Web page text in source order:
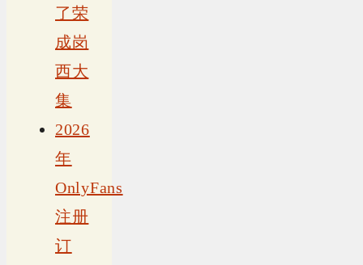
了荣
成岗
西大
集
2026
年
OnlyFans
注册
订